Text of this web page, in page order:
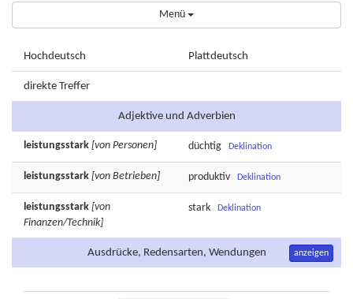
Menü
Hochdeutsch Plattdeutsch
direkte Treffer
Adjektive und Adverbien
leistungsstark [von Personen] düchtig Deklination
leistungsstark [von Betrieben] produktiv Deklination
leistungsstark [von
Finanzen/Technik]
stark Deklination
Ausdrücke, Redensarten, Wendungen anzeigen